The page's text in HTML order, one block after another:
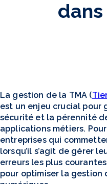
La gestion de la TMA (
est un enjeu crucial pour
sécurité et la pérennité
applications métiers.
entreprises qui
lorsqu’il s’agit de gérer
erreurs les plus
pour optimiser la gestion